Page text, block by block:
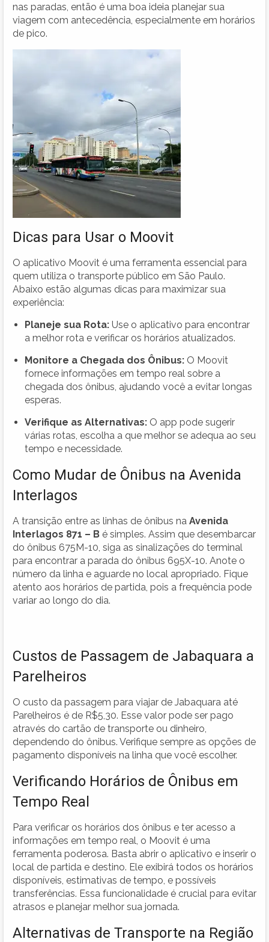
nas paradas, então é uma boa ideia planejar sua
viagem com antecedência, especialmente em horários
de pico.
Dicas para Usar o Moovit
O aplicativo Moovit é uma ferramenta essencial para
quem utiliza o transporte público em São Paulo.
Abaixo estão algumas dicas para maximizar sua
experiência:
Planeje sua Rota: Use o aplicativo para encontrar
a melhor rota e verificar os horários atualizados.
Monitore a Chegada dos Ônibus: O Moovit
fornece informações em tempo real sobre a
chegada dos ônibus, ajudando você a evitar longas
esperas.
Verifique as Alternativas: O app pode sugerir
várias rotas, escolha a que melhor se adequa ao seu
tempo e necessidade.
Como Mudar de Ônibus na Avenida
Interlagos
A transição entre as linhas de ônibus na Avenida
Interlagos 871 – B é simples. Assim que desembarcar
do ônibus 675M-10, siga as sinalizações do terminal
para encontrar a parada do ônibus 695X-10. Anote o
número da linha e aguarde no local apropriado. Fique
atento aos horários de partida, pois a frequência pode
variar ao longo do dia.
Custos de Passagem de Jabaquara a
Parelheiros
O custo da passagem para viajar de Jabaquara até
Parelheiros é de R$5,30. Esse valor pode ser pago
através do cartão de transporte ou dinheiro,
dependendo do ônibus. Verifique sempre as opções de
pagamento disponíveis na linha que você escolher.
Verificando Horários de Ônibus em
Tempo Real
Para verificar os horários dos ônibus e ter acesso a
informações em tempo real, o Moovit é uma
ferramenta poderosa. Basta abrir o aplicativo e inserir o
local de partida e destino. Ele exibirá todos os horários
disponíveis, estimativas de tempo, e possíveis
transferências. Essa funcionalidade é crucial para evitar
atrasos e planejar melhor sua jornada.
Alternativas de Transporte na Região